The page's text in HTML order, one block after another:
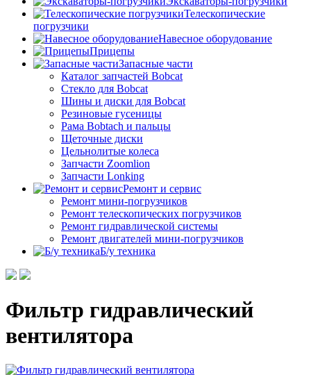
Телескопические
погрузчики
Навесное оборудование
Прицепы
Запасные части
Каталог запчастей Bobcat
Стекло для Bobcat
Шины и диски для Bobcat
Резиновые гусеницы
Рама Bobtach и пальцы
Щеточные диски
Цельнолитые колеса
Запчасти Zoomlion
Запчасти Lonking
Ремонт и сервис
Ремонт мини-погрузчиков
Ремонт телескопических погрузчиков
Ремонт гидравлической системы
Ремонт двигателей мини-погрузчиков
Б/у техника
Фильтр гидравлический
вентилятора